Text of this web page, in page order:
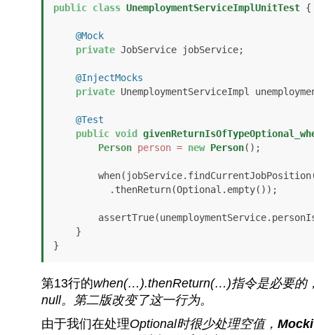
public class UnemploymentServiceImplUnitTest {
@Mock
private JobService jobService;
@InjectMocks
private UnemploymentServiceImpl
@Test
public void
Person person = new Person();
}
第13行的when(…).thenReturn(…)指令是必要的
null。第二版改变了这一行为。
由于我们在处理Optional时很少处理空值，